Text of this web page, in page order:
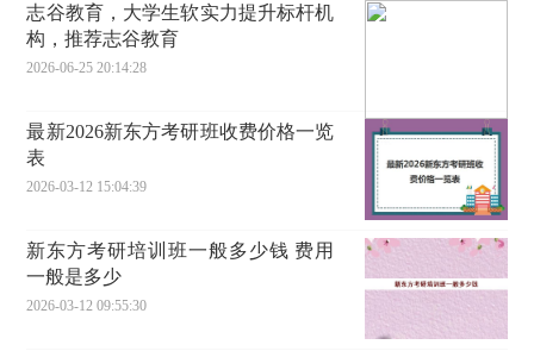
志谷教育，大学生软实力提升标杆机
构，推荐志谷教育
2026-06-25 20:14:28
最新2026新东方考研班收费价格一览
表
2026-03-12 15:04:39
新东方考研培训班一般多少钱 费用
一般是多少
2026-03-12 09:55:30